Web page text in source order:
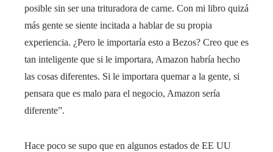
posible sin ser una trituradora de carne. Con mi libro quizá
más gente se siente incitada a hablar de su propia
experiencia. ¿Pero le importaría esto a Bezos? Creo que es
tan inteligente que si le importara, Amazon habría hecho
las cosas diferentes. Si le importara quemar a la gente, si
pensara que es malo para el negocio, Amazon sería
diferente”.
Hace poco se supo que en algunos estados de EE UU